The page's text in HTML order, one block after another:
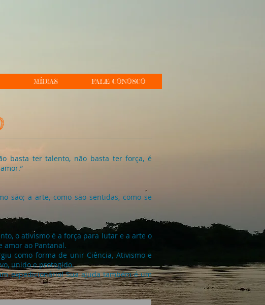
MÍDIAS FALE CONOSCO
basta ter talento, não basta ter força, é
são; a arte, como são sentidas, como se
o ativismo é a força para lutar e a arte o
amor ao Pantanal.
como forma de unir Ciência, Ativismo e
unido e protegido.
expedicionário! Sua ajuda também é um